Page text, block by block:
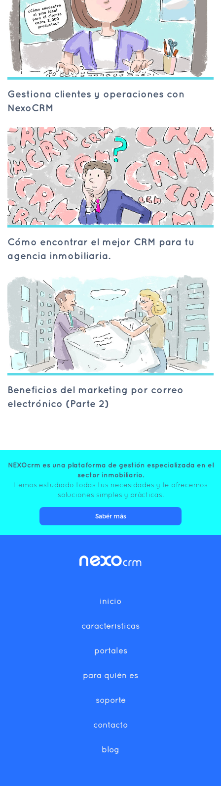
Gestiona clientes y operaciones con
NexoCRM
Cómo encontrar el mejor CRM para tu
agencia inmobiliaria.
Beneficios del marketing por correo
electrónico (Parte 2)
NEXOcrm es una plataforma de gestión especializada en el
sector inmobiliario.
Hemos estudiado todas tus necesidades y te ofrecemos
soluciones simples y prácticas.
Sabér más
inicio
características
portales
para quién es
soporte
contacto
blog